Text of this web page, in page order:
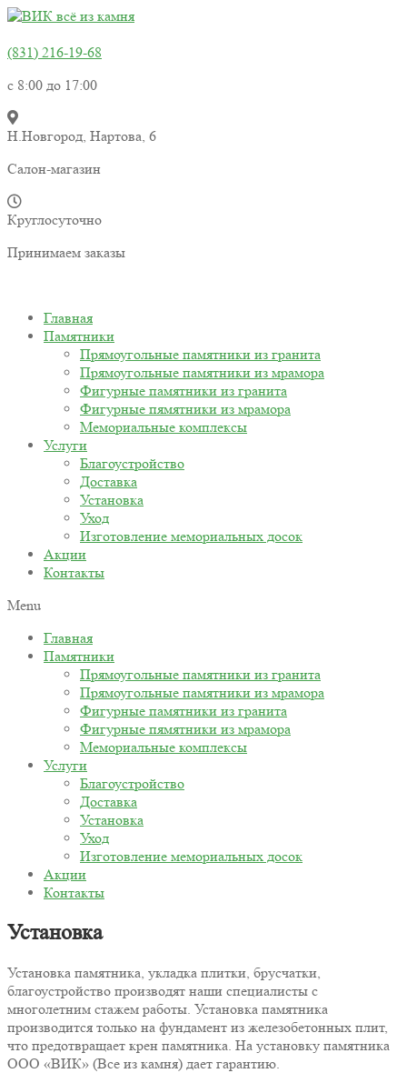
(831) 216-19-68
с 8:00 до 17:00
Н.Новгород, Нартова, 6
Салон-магазин
Круглосуточно
Принимаем заказы
Главная
Памятники
Прямоугольные памятники из гранита
Прямоугольные памятники из мрамора
Фигурные памятники из гранита
Фигурные пямятники из мрамора
Мемориальные комплексы
Услуги
Благоустройство
Доставка
Установка
Уход
Изготовление мемориальных досок
Акции
Контакты
Menu
Главная
Памятники
Прямоугольные памятники из гранита
Прямоугольные памятники из мрамора
Фигурные памятники из гранита
Фигурные пямятники из мрамора
Мемориальные комплексы
Услуги
Благоустройство
Доставка
Установка
Уход
Изготовление мемориальных досок
Акции
Контакты
Установка
Установка памятника, укладка плитки, брусчатки,
благоустройство производят наши специалисты с
многолетним стажем работы. Установка памятника
производится только на фундамент из железобетонных плит,
что предотвращает крен памятника. На установку памятника
ООО «ВИК» (Все из камня) дает гарантию.